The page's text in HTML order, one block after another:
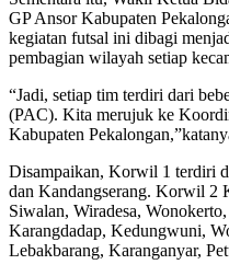
GP Ansor Kabupaten
kegiatan futsal ini dibagi
pembagian wilayah setiap
“Jadi, setiap tim terdiri dari
(PAC). Kita merujuk ke
Kabupaten
Disampaikan, Korwil 1 terdiri
dan Kandangserang. Korwil 2
Siwalan, Wiradesa,
Karangdadap, Kedungwuni,
Lebakbarang, Karanganyar,